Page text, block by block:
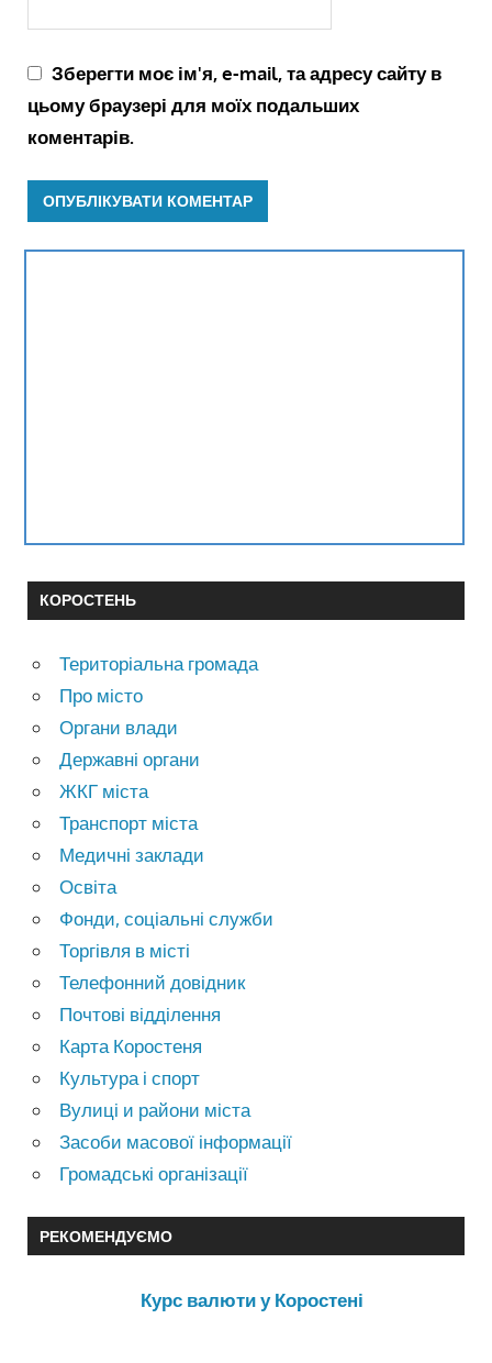
Зберегти моє ім'я, e-mail, та адресу сайту в
цьому браузері для моїх подальших
коментарів.
КОРОСТЕНЬ
Територіальна громада
Про місто
Органи влади
Державні органи
ЖКГ міста
Транспорт міста
Медичні заклади
Освіта
Фонди, соціальні служби
Торгівля в місті
Телефонний довідник
Почтові відділення
Карта Коростеня
Культура і спорт
Вулиці и райони міста
Засоби масової інформації
Громадські організації
РЕКОМЕНДУЄМО
Курс валюти у Коростені